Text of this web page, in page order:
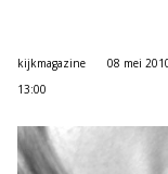
kijkmagazine
08 mei
13:00